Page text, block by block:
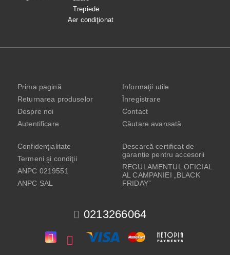
Trepiede
Aer condiţionat
0213266064
Prima pagină
Returnarea produselor
Despre noi
Autentificare
Informaţii utile
Înregistrare
Contact
Căutare avansată
Confidenţialitate
Termeni şi condiţii
ANPC 0219551
ANPC SAL
Descarcă certificat de
garanție pentru accesorii
REGULAMENTUL OFICIAL
AL CAMPANIEI „BLACK
FRIDAY”